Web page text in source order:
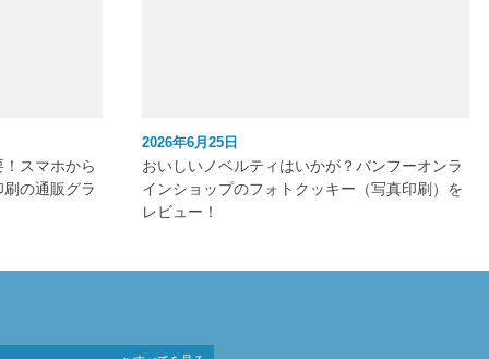
スマホから
の通販グラ
2026年6月25日
おいしいノベルティはいかが？バンフーオンラ
インショップのフォトクッキー（写真印刷）を
レビュー！